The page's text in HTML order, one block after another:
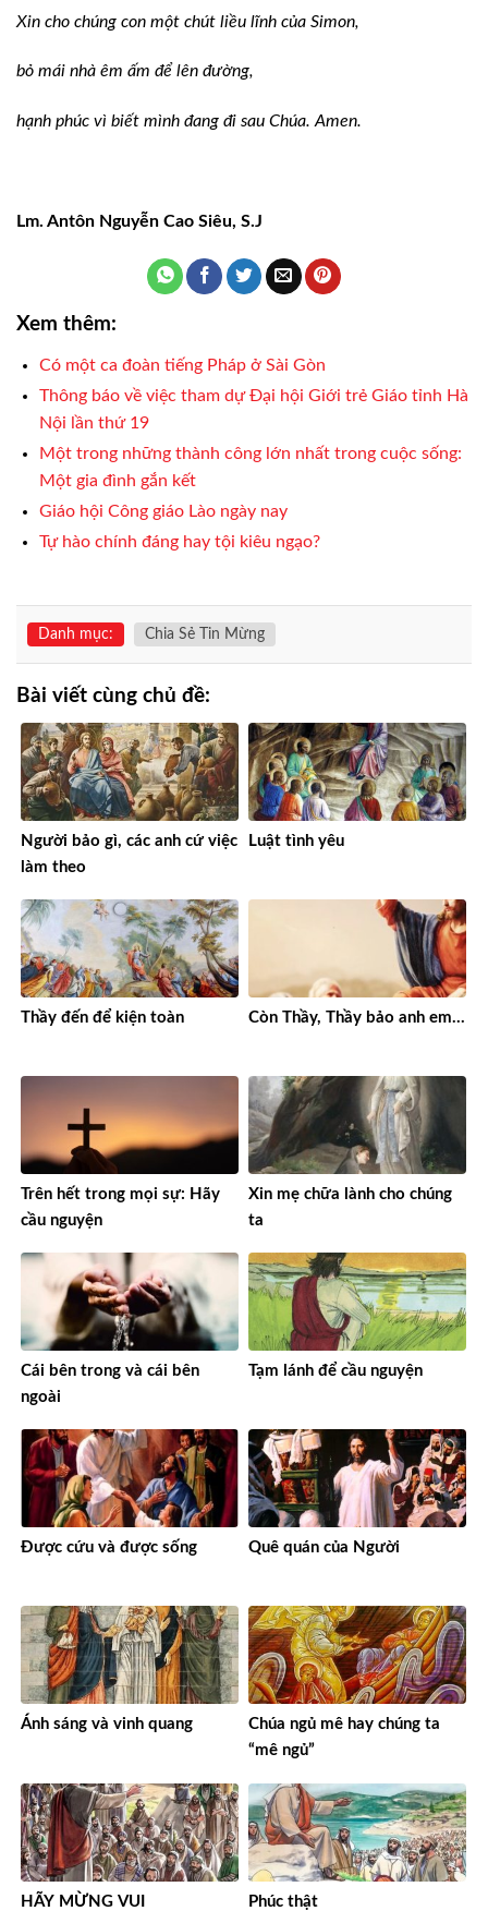
Xin cho chúng con một chút liều lĩnh của Simon,
bỏ mái nhà êm ấm để lên đường,
hạnh phúc vì biết mình đang đi sau Chúa. Amen.
Lm. Antôn Nguyễn Cao Siêu, S.J
Xem thêm:
Có một ca đoàn tiếng Pháp ở Sài Gòn
Thông báo về việc tham dự Đại hội Giới trẻ Giáo tỉnh Hà
Nội lần thứ 19
Một trong những thành công lớn nhất trong cuộc sống:
Một gia đình gắn kết
Giáo hội Công giáo Lào ngày nay
Tự hào chính đáng hay tội kiêu ngạo?
Danh mục: Chia Sẻ Tin Mừng
Bài viết cùng chủ đề:
Người bảo gì, các anh cứ việc
làm theo
Luật tình yêu
Thầy đến để kiện toàn Còn Thầy, Thầy bảo anh em…
Trên hết trong mọi sự: Hãy
cầu nguyện
Xin mẹ chữa lành cho chúng
ta
Cái bên trong và cái bên
ngoài
Tạm lánh để cầu nguyện
Được cứu và được sống Quê quán của Người
Ánh sáng và vinh quang
Chúa ngủ mê hay chúng ta
“mê ngủ”
HÃY MỪNG VUI Phúc thật